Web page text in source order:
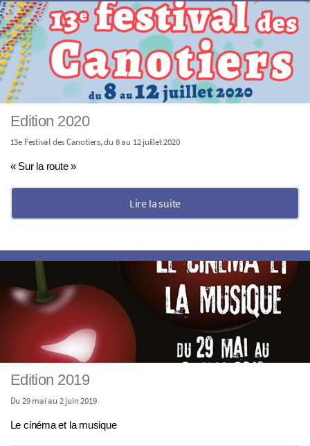
Edition 2020
13e Festival des Canotiers, du 8 au 12 juillet 2020
« Sur la route »
Lire la suite
Edition 2019
Du 29 mai au 2 juin 2019
Le cinéma et la musique